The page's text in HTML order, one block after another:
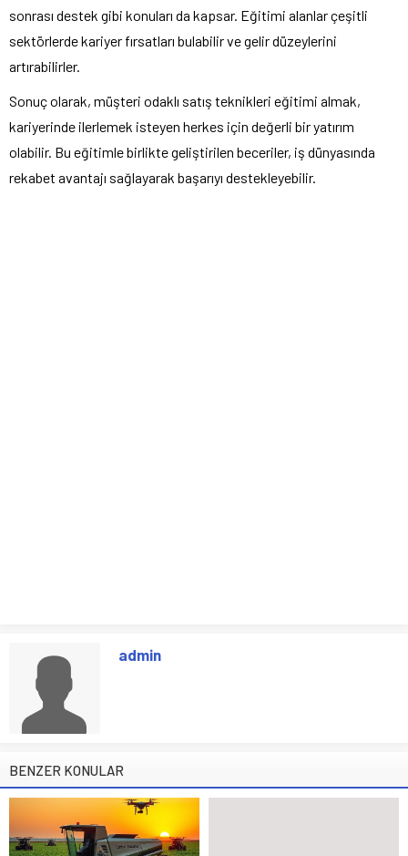
sonrası destek gibi konuları da kapsar. Eğitimi alanlar çeşitli
sektörlerde kariyer fırsatları bulabilir ve gelir düzeylerini
artırabilirler.
Sonuç olarak, müşteri odaklı satış teknikleri eğitimi almak,
kariyerinde ilerlemek isteyen herkes için değerli bir yatırım
olabilir. Bu eğitimle birlikte geliştirilen beceriler, iş dünyasında
rekabet avantajı sağlayarak başarıyı destekleyebilir.
admin
BENZER KONULAR